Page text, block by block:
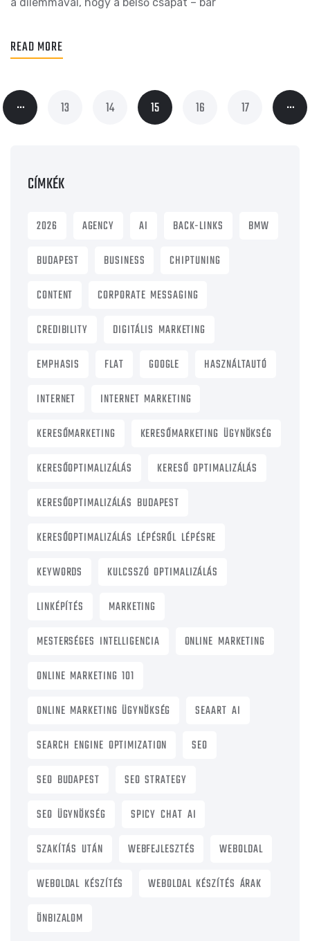
READ MORE
… 13 14 15 16 17 …
CÍMKÉK
2026 AGENCY AI BACK-LINKS
BMW
BUDAPEST
BUSINESS
CHIPTUNING
CONTENT
CORPORATE MESSAGING
CREDIBILITY
DIGITÁLIS MARKETING
EMPHASIS
FLAT GOOGLE
HASZNÁLTAUTÓ
INTERNET
INTERNET MARKETING
KERESŐMARKETING
KERESŐMARKETING ÜGYNÖKSÉG
KERESŐOPTIMALIZÁLÁS
KERESŐ OPTIMALIZÁLÁS
KERESŐOPTIMALIZÁLÁS BUDAPEST
KERESŐOPTIMALIZÁLÁS LÉPÉSRŐL LÉPÉSRE
KEYWORDS
KULCSSZÓ OPTIMALIZÁLÁS
LINKÉPÍTÉS
MARKETING
MESTERSÉGES INTELLIGENCIA
ONLINE MARKETING
ONLINE MARKETING 101
ONLINE MARKETING ÜGYNÖKSÉG
SEAART AI
SEARCH ENGINE OPTIMIZATION
SEO
SEO BUDAPEST
SEO STRATEGY
SEO ÜGYNÖKSÉG
SPICY CHAT AI
SZAKÍTÁS UTÁN
WEBFEJLESZTÉS
WEBOLDAL
WEBOLDAL KÉSZÍTÉS
WEBOLDAL KÉSZÍTÉS ÁRAK
ÖNBIZALOM